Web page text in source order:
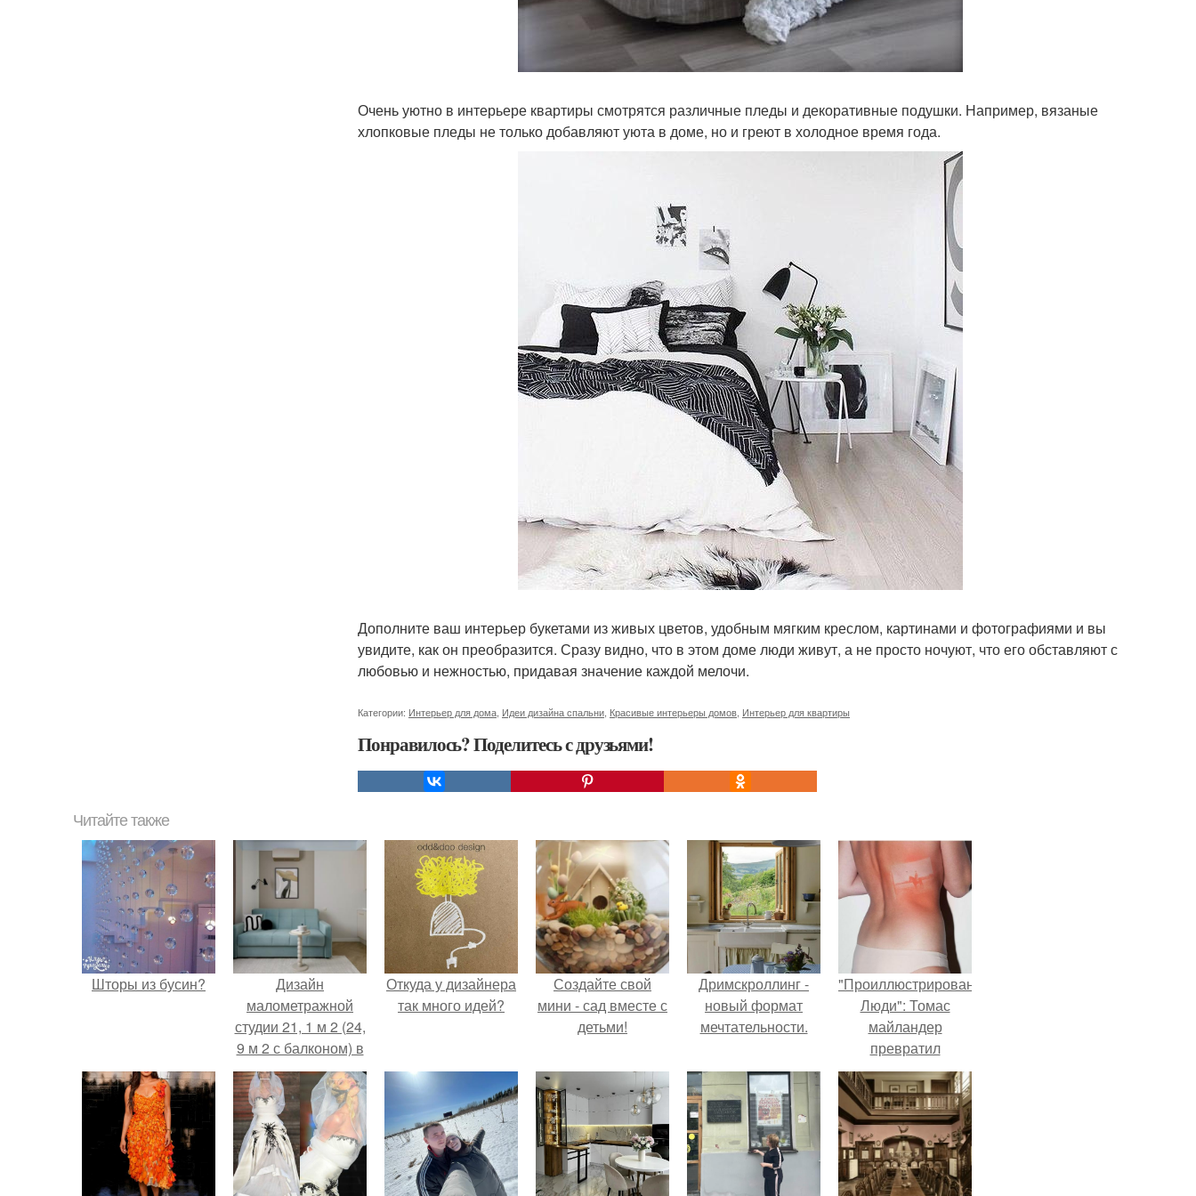
Очень уютно в интерьере квартиры смотрятся различные пледы и декоративные подушки. Например, вязаные
хлопковые пледы не только добавляют уюта в доме, но и греют в холодное время года.
Дополните ваш интерьер букетами из живых цветов, удобным мягким креслом, картинами и фотографиями и вы
увидите, как он преобразится. Сразу видно, что в этом доме люди живут, а не просто ночуют, что его обставляют с
любовью и нежностью, придавая значение каждой мелочи.
Категории: Интерьер для дома Идеи дизайна спальни Красивые интерьеры домов Интерьер для квартиры
Понравилось? Поделитесь с друзьями!
Читайте также
Шторы из бусин?
Дизайн
малометражной
студии 21, 1 м 2 (24,
9 м 2 с балконом) в
Краснодаре.
Откуда у дизайнера
так много идей?
Создайте свой
мини - сад вместе с
детьми!
Дримскроллинг -
новый формат
мечтательности.
"Проиллюстрированные
Люди": Томас
майландер
превратил
солнечные ожоги в
арт - объект.